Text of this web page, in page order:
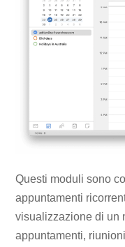
Questi moduli sono
appuntamenti
visualizzazione di un
appuntamenti,